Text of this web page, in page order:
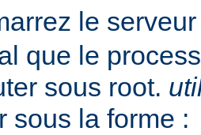
le
que le
sous root.
sous la forme :